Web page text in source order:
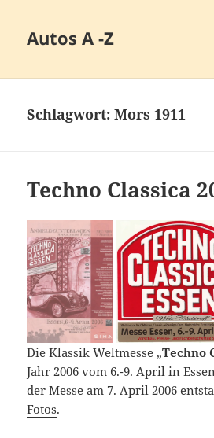
Autos A -Z
Schlagwort:Mors 1911
Techno Classica
Die Klassik Weltmesse „Techno
Jahr 2006 vom 6.-9. April in
der Messe am 7. April 2006
Fotos.